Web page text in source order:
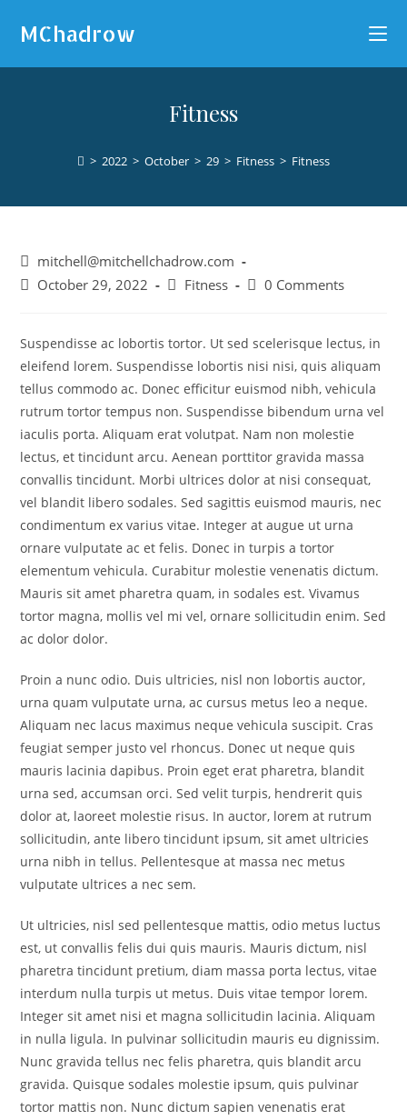
MChadrow
Fitness
> 2022 > October > 29 > Fitness > Fitness
mitchell@mitchellchadrow.com
October 29, 2022
Fitness 0 Comments
Suspendisse ac lobortis tortor. Ut sed scelerisque lectus, in
eleifend lorem. Suspendisse lobortis nisi nisi, quis aliquam
tellus commodo ac. Donec efficitur euismod nibh, vehicula
rutrum tortor tempus non. Suspendisse bibendum urna vel
iaculis porta. Aliquam erat volutpat. Nam non molestie
lectus, et tincidunt arcu. Aenean porttitor gravida massa
convallis tincidunt. Morbi ultrices dolor at nisi consequat,
vel blandit libero sodales. Sed sagittis euismod mauris, nec
condimentum ex varius vitae. Integer at augue ut urna
ornare vulputate ac et felis. Donec in turpis a tortor
elementum vehicula. Curabitur molestie venenatis dictum.
Mauris sit amet pharetra quam, in sodales est. Vivamus
tortor magna, mollis vel mi vel, ornare sollicitudin enim. Sed
ac dolor dolor.
Proin a nunc odio. Duis ultricies, nisl non lobortis auctor,
urna quam vulputate urna, ac cursus metus leo a neque.
Aliquam nec lacus maximus neque vehicula suscipit. Cras
feugiat semper justo vel rhoncus. Donec ut neque quis
mauris lacinia dapibus. Proin eget erat pharetra, blandit
urna sed, accumsan orci. Sed velit turpis, hendrerit quis
dolor at, laoreet molestie risus. In auctor, lorem at rutrum
sollicitudin, ante libero tincidunt ipsum, sit amet ultricies
urna nibh in tellus. Pellentesque at massa nec metus
vulputate ultrices a nec sem.
Ut ultricies, nisl sed pellentesque mattis, odio metus luctus
est, ut convallis felis dui quis mauris. Mauris dictum, nisl
pharetra tincidunt pretium, diam massa porta lectus, vitae
interdum nulla turpis ut metus. Duis vitae tempor lorem.
Integer sit amet nisi et magna sollicitudin lacinia. Aliquam
in nulla ligula. In pulvinar sollicitudin mauris eu dignissim.
Nunc gravida tellus nec felis pharetra, quis blandit arcu
gravida. Quisque sodales molestie ipsum, quis pulvinar
tortor mattis non. Nunc dictum sapien venenatis erat